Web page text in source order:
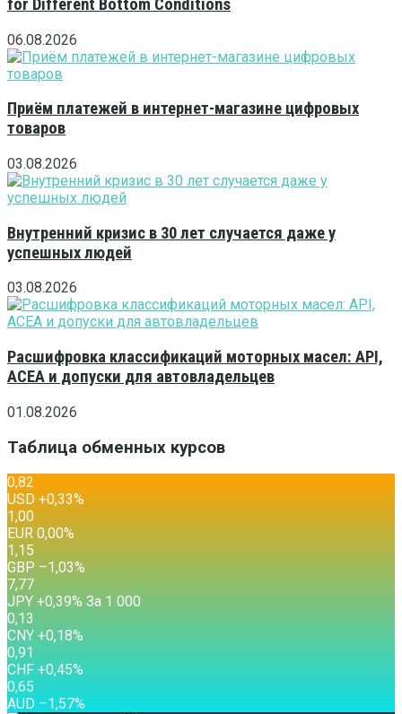
for Different Bottom Conditions
06.08.2026
Приём платежей в интернет-магазине цифровых
товаров
03.08.2026
Внутренний кризис в 30 лет случается даже у
успешных людей
03.08.2026
Расшифровка классификаций моторных масел: API,
ACEA и допуски для автовладельцев
01.08.2026
Таблица обменных курсов
0,82
USD +0,33%
1,00
EUR 0,00%
1,15
GBP –1,03%
7,77
JPY +0,39% За 1 000
0,13
CNY +0,18%
0,91
CHF +0,45%
0,65
AUD –1,57%